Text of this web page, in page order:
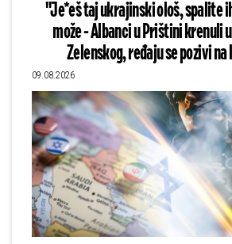
"Je*eš taj ukrajinski ološ, spalite
može - Albanci u Prištini krenuli
Zelenskog, ređaju se pozivi na
09.08.2026